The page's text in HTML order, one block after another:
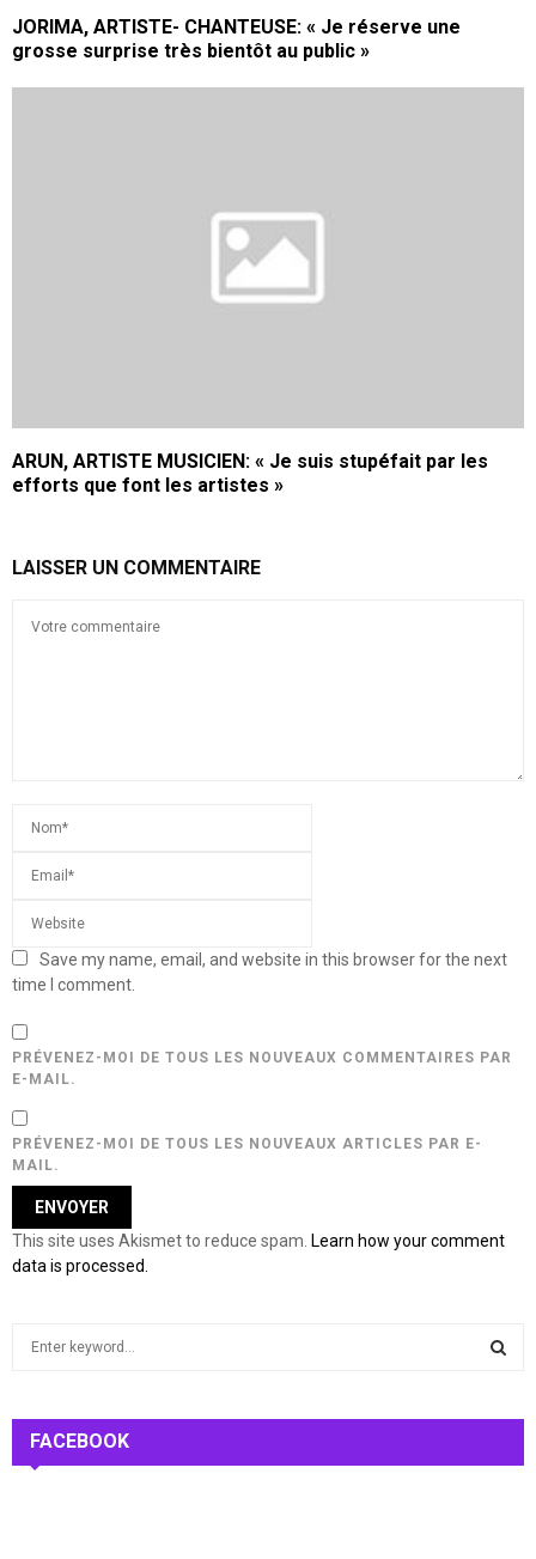
JORIMA, ARTISTE- CHANTEUSE: « Je réserve une
grosse surprise très bientôt au public »
ARUN, ARTISTE MUSICIEN: « Je suis stupéfait par les
efforts que font les artistes »
LAISSER UN COMMENTAIRE
Save my name, email, and website in this browser for the next
time I comment.
PRÉVENEZ-MOI DE TOUS LES NOUVEAUX COMMENTAIRES PAR
E-MAIL.
PRÉVENEZ-MOI DE TOUS LES NOUVEAUX ARTICLES PAR E-
MAIL.
This site uses Akismet to reduce spam. Learn how your comment
data is processed.
h
FACEBOOK